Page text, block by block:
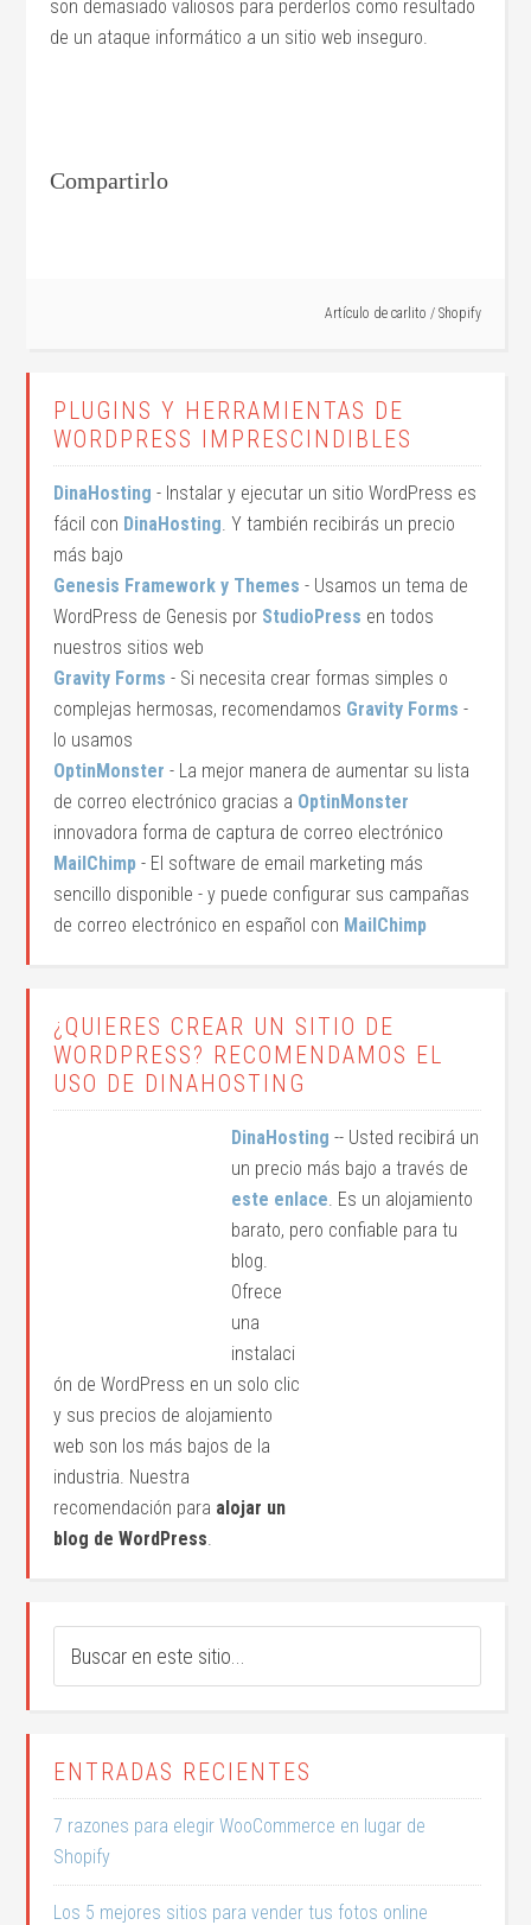
son demasiado valiosos para perderlos como resultado
de un ataque informático a un sitio web inseguro.
Compartirlo
Artículo de carlito / Shopify
PLUGINS Y HERRAMIENTAS DE
WORDPRESS IMPRESCINDIBLES
DinaHosting - Instalar y ejecutar un sitio WordPress es
fácil con DinaHosting. Y también recibirás un precio
más bajo
Genesis Framework y Themes - Usamos un tema de
WordPress de Genesis por StudioPress en todos
nuestros sitios web
Gravity Forms - Si necesita crear formas simples o
complejas hermosas, recomendamos Gravity Forms -
lo usamos
OptinMonster - La mejor manera de aumentar su lista
de correo electrónico gracias a OptinMonster
innovadora forma de captura de correo electrónico
MailChimp - El software de email marketing más
sencillo disponible - y puede configurar sus campañas
de correo electrónico en español con MailChimp
¿QUIERES CREAR UN SITIO DE
WORDPRESS? RECOMENDAMOS EL
USO DE DINAHOSTING
DinaHosting -- Usted recibirá un
un precio más bajo a través de
este enlace. Es un alojamiento
barato, pero confiable para tu
blog.
Ofrece
una
instalaci
ón de WordPress en un solo clic
y sus precios de alojamiento
web son los más bajos de la
industria. Nuestra
recomendación para alojar un
blog de WordPress.
ENTRADAS RECIENTES
7 razones para elegir WooCommerce en lugar de
Shopify
Los 5 mejores sitios para vender tus fotos online